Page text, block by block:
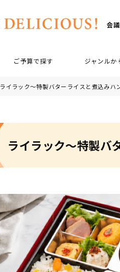
会
ご予算で探す ジャンルか
ライラック～特製バターライスと煮込みハ
ライラック～特製バ